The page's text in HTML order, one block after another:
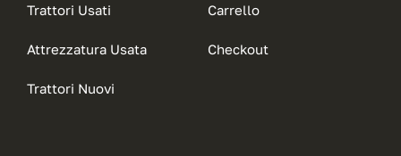
Trattori Usati
Attrezzatura Usata
Trattori Nuovi
Carrello
Checkout